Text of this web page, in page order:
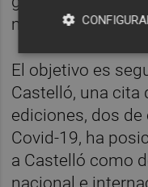
musicales y
El objetivo es
Castelló, una cita
ediciones, dos
Covid-19, ha
a Castelló como
nacional e